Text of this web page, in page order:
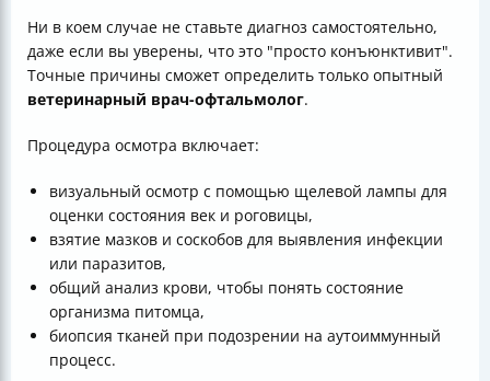
Ни в коем случае не ставьте диагноз самостоятельно,
даже если вы уверены, что это "просто конъюнктивит".
Точные причины сможет определить только опытный
ветеринарный врач-офтальмолог.
Процедура осмотра включает:
визуальный осмотр с помощью щелевой лампы для
оценки состояния век и роговицы,
взятие мазков и соскобов для выявления инфекции
или паразитов,
общий анализ крови, чтобы понять состояние
организма питомца,
биопсия тканей при подозрении на аутоиммунный
процесс.